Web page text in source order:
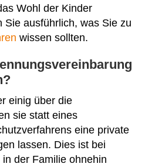
Wohl der Kinder
Sie ausführlich, was Sie zu
wissen sollten.
einig über die
sie statt eines
eine private
lassen. Dies ist bei
der Familie ohnehin